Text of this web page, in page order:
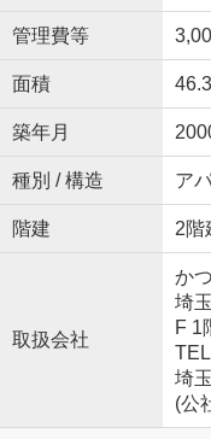
管理費等
面積
築年月
種別 / 構造 ア
階建 2階
取扱会社
か
埼
F 1
埼
(公